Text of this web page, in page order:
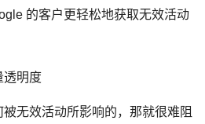
的客户更轻松地获取无效活动
透明度
无效活动所影响的，那就很难阻